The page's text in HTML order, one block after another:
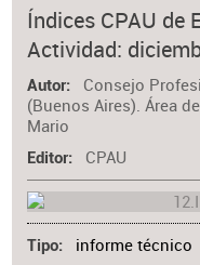
Índices CPAU de
Actividad:
Autor
Consejo
(Buenos Aires). Área
Mario
Editor CPAU
Tipo informe técnico